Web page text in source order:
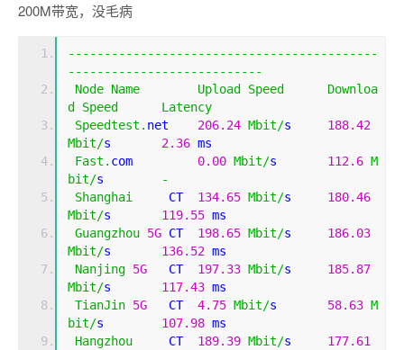
200M带宽，没毛病
-------------------------------------------
---------------------------
Node Name Upload Speed
Downloa
d
Speed
Latency
Speedtest . net 206.24 Mbit/s 188.42
Mbit/s 2.36 ms
Fast . com 0.00 Mbit/s 112.6 M
bit/s
-
Shanghai
     CT
134.65 Mbit/s 180.46
Mbit/s 119.55 ms
Guangzhou 5G CT 198.65 Mbit/s 186.03
Mbit/s 136.52 ms
Nanjing 5G
   CT
197.33 Mbit/s 185.87
Mbit/s 117.43 ms
TianJin 5G
   CT
4.75 Mbit/s 58.63 M
bit/s 107.98 ms
Hangzhou
     CT
189.39 Mbit/s 177.61